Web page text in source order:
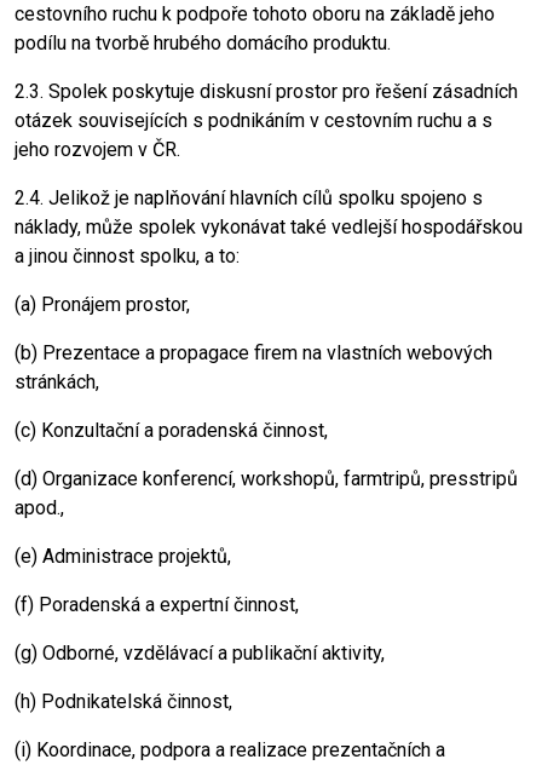
cestovního ruchu k podpoře tohoto oboru na základě jeho
podílu na tvorbě hrubého domácího produktu.
2.3. Spolek poskytuje diskusní prostor pro řešení zásadních
otázek souvisejících s podnikáním v cestovním ruchu a s
jeho rozvojem v ČR.
2.4. Jelikož je naplňování hlavních cílů spolku spojeno s
náklady, může spolek vykonávat také vedlejší hospodářskou
a jinou činnost spolku, a to:
(a) Pronájem prostor,
(b) Prezentace a propagace firem na vlastních webových
stránkách,
(c) Konzultační a poradenská činnost,
(d) Organizace konferencí, workshopů, farmtripů, presstripů
apod.,
(e) Administrace projektů,
(f) Poradenská a expertní činnost,
(g) Odborné, vzdělávací a publikační aktivity,
(h) Podnikatelská činnost,
(i) Koordinace, podpora a realizace prezentačních a